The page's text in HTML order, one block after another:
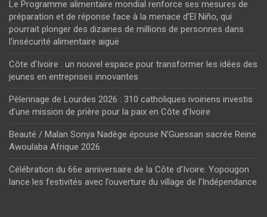
Le Programme alimentaire mondial renforce ses mesures de
préparation et de réponse face à la menace d’El Niño, qui
pourrait plonger des dizaines de millions de personnes dans
l’insécurité alimentaire aiguë
Côte d’Ivoire : un nouvel espace pour transformer les idées des
jeunes en entreprises innovantes
Pèlerinage de Lourdes 2026 : 310 catholiques ivoiriens investis
d’une mission de prière pour la paix en Côte d’Ivoire
Beauté / Malan Sonya Nadège épouse N’Guessan sacrée Reine
Awoulaba Afrique 2026
Célébration du 66e anniversaire de la Côte d’Ivoire: Yopougon
lance les festivités avec l’ouverture du village de l’Indépendance